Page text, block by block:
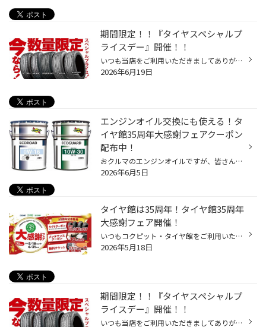
期間限定！！『タイヤスペシャルプ
ライスデー』開催！！
いつも当店をご利用いただきましてありがとうございます。 6/19(金)～6/28(日)まで、コクピット・タイヤ館におきまして、 期間限定！ サイズ限定！！ 数量限定！！！ お得にお買い求めいただける、「タイヤスペシャルプライスデー」がスタートします！ お得なタイヤのご紹介！！ ワゴンR、N-BOX、タ...
2026年6月19日
エンジンオイル交換にも使える！タ
イヤ館35周年大感謝フェアクーポン
配布中！
おクルマのエンジンオイルですが、皆さん定期的に交換していらっしゃいますか？ 現在、コクピット・タイヤ館では6/21(日)まで、タイヤ館35周年の大感謝キャンペーンを開催中です。 期間中にエンジンオイルなどのメンテナンス商品が10％OFFになるクーポンやウォッシャー液の 無料補充チケットなど、...
2026年6月5日
タイヤ館は35周年！タイヤ館35周年
大感謝フェア開催！
いつもコクピット・タイヤ館をご利用いただき、誠にありがとうございます！ 多くのお客様に支えられて、タイヤ館は35周年を迎えることが出来ました。 これからもお客様の安全・安心なカーライフを全力でサポートしてまいりますので、 引き続きタイヤ館をよろしくお願いいたします。 35周年を迎えた...
2026年5月18日
期間限定！！『タイヤスペシャルプ
ライスデー』開催！！
いつも当店をご利用いただきましてありがとうございます。 5/15(金)～5/24(日)まで、コクピット・タイヤ館におきまして、 期間限定！ サイズ限定！！ 数量限定！！！ お得にお買い求めいただける、「タイヤスペシャルプライスデー」がスタートします！ お得なタイヤのご紹介！！ ワゴンR、N-BOX、タ...